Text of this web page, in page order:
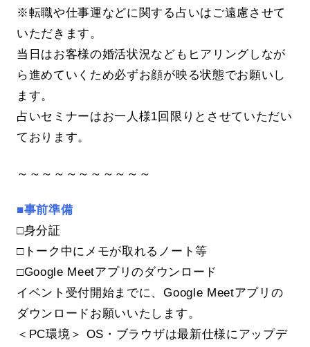
※転職や仕事運などに関する占いはご遠慮させて
いただきます。
当日はお客様の婚活状況などもヒアリングしなが
ら進めていくため必ずお顔が映る状態でお願いし
ます。
占いセミナーはお一人様1回限りとさせていただい
ております。
～～～～～～～～～～～
■事前準備
□身分証
□トーク中にメモが取れるノート等
□Google Meetアプリのダウンロード
イベント受付開始までに、Google Meetアプリの
ダウンロードお願いいたします。
＜PC環境＞ OS・ブラウザは最新仕様にアップデ